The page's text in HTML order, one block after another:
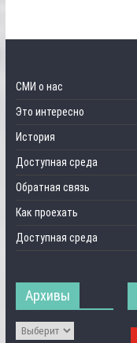
СМИ о нас
Это интересно
История
Доступная среда
Обратная связь
Как проехать
Доступная среда
Архивы